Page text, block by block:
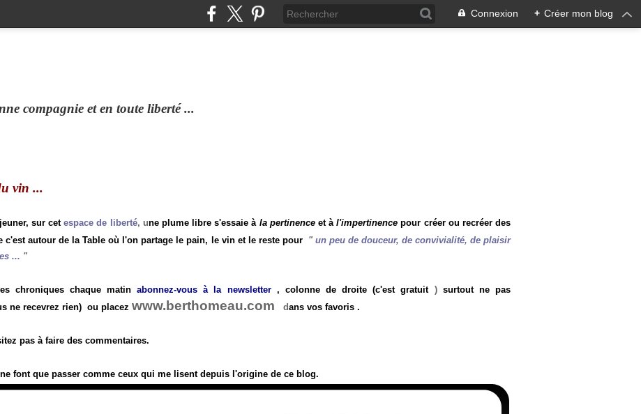
Connexion + Créer mon blog
compagnie et en toute liberté ...
vin ...
sur cetespace de liberté, une plume libre s'essaie à la pertinenceet àl'impertinence pour créer ou recréer des
c'est autour de la Table où l'on partage le pain, le vin et le reste pour "un peu de douceur, de convivialité, de plaisir
... "
chroniques chaque matinabonnez-vous à la newsletter, colonne de droite (c'est gratuit) surtout ne pas
ne recevrez rien) ou placez www.berthomeau.com dans vos favoris .
pas à faire des commentaires.
font que passer comme ceux qui me lisent depuis l'origine de ce blog.